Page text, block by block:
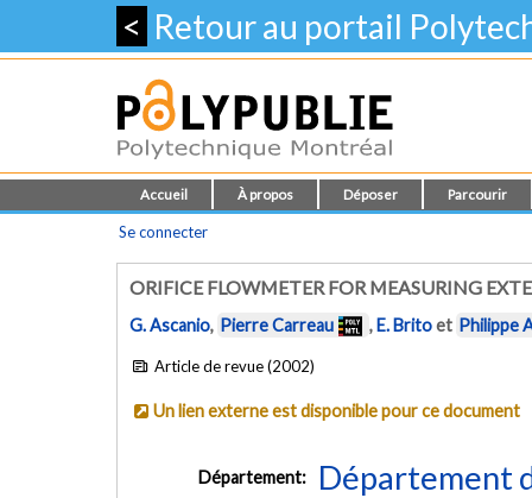
< Retour au portail
Accueil À propos Déposer Parcourir
Se connecter
ORIFICE FLOWMETER FOR MEASURING
G. Ascanio, Pierre Carreau ,E. Britoet Philippe
Article de revue (2002)
Un lien externe est disponible pour ce document
Département: Département